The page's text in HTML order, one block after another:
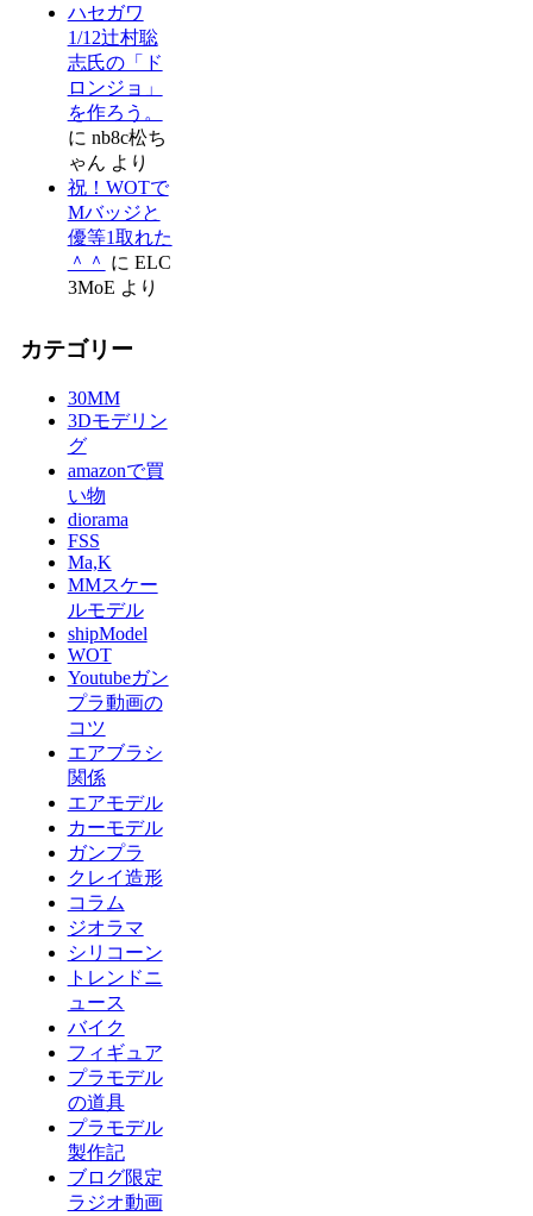
ハセガワ
1/12辻村聡
志氏の「ド
ロンジョ」
を作ろう。
に nb8c松ち
ゃん より
祝！WOTで
Mバッジと
優等1取れた
＾＾ に ELC
3MoE より
カテゴリー
30MM
3Dモデリン
グ
amazonで買
い物
diorama
FSS
Ma,K
MMスケー
ルモデル
shipModel
WOT
Youtubeガン
プラ動画の
コツ
エアブラシ
関係
エアモデル
カーモデル
ガンプラ
クレイ造形
コラム
ジオラマ
シリコーン
トレンドニ
ュース
バイク
フィギュア
プラモデル
の道具
プラモデル
製作記
ブログ限定
ラジオ動画